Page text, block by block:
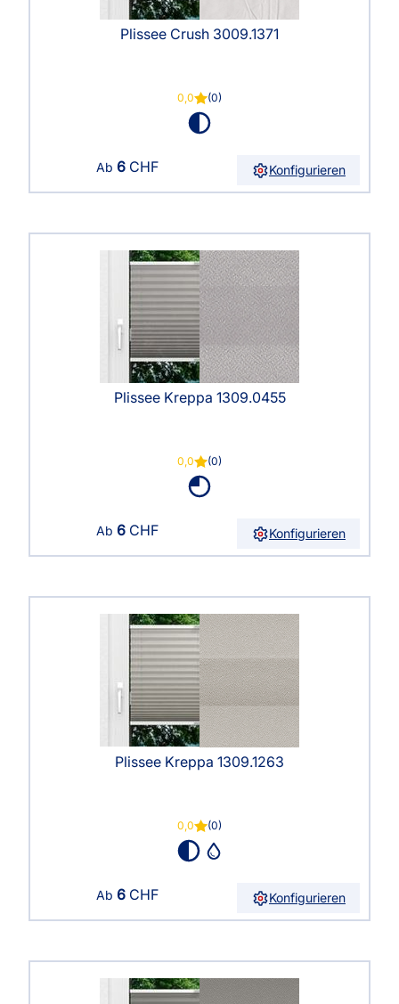
Plissee Crush 3009.1371
0,0 (0)
Ab 6 CHF Konfigurieren
Plissee Kreppa 1309.0455
0,0 (0)
Ab 6 CHF Konfigurieren
Plissee Kreppa 1309.1263
0,0 (0)
Ab 6 CHF Konfigurieren